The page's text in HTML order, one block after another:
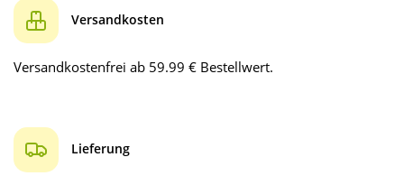
Versandkosten
Versandkostenfrei ab 59.99 € Bestellwert.
Lieferung